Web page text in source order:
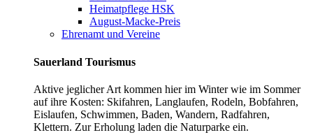
Heimatpflege HSK
August-Macke-Preis
Ehrenamt und Vereine
Sauerland Tourismus
Aktive jeglicher Art kommen hier im Winter wie im Sommer
auf ihre Kosten: Skifahren, Langlaufen, Rodeln, Bobfahren,
Eislaufen, Schwimmen, Baden, Wandern, Radfahren,
Klettern. Zur Erholung laden die Naturparke ein.